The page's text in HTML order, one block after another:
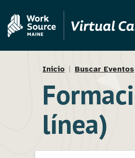
contenido
MVAJC
Ruta
de
navegación
Inicio Buscar Eventos
línea)